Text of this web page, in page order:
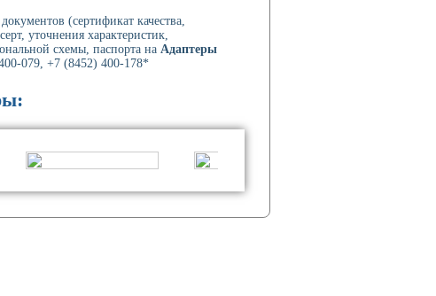
(сертификат качества,
уточнения характеристик,
схемы, паспорта на Адаптеры
079, +7 (8452) 400-178*